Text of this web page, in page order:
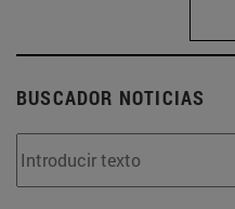
BUSCADOR NOTICIAS